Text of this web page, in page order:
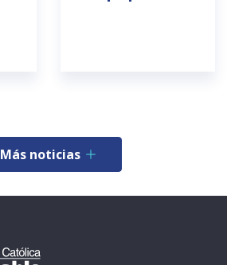
Más noticias